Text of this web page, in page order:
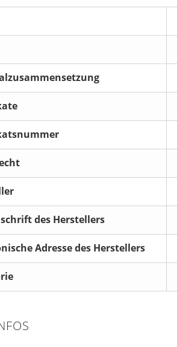
des Herstellers
Adresse des Herstellers